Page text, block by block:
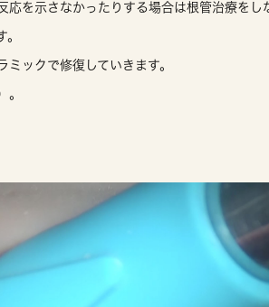
を示さなかったりする場合は根管治療をし
ックで修復していきます。
。